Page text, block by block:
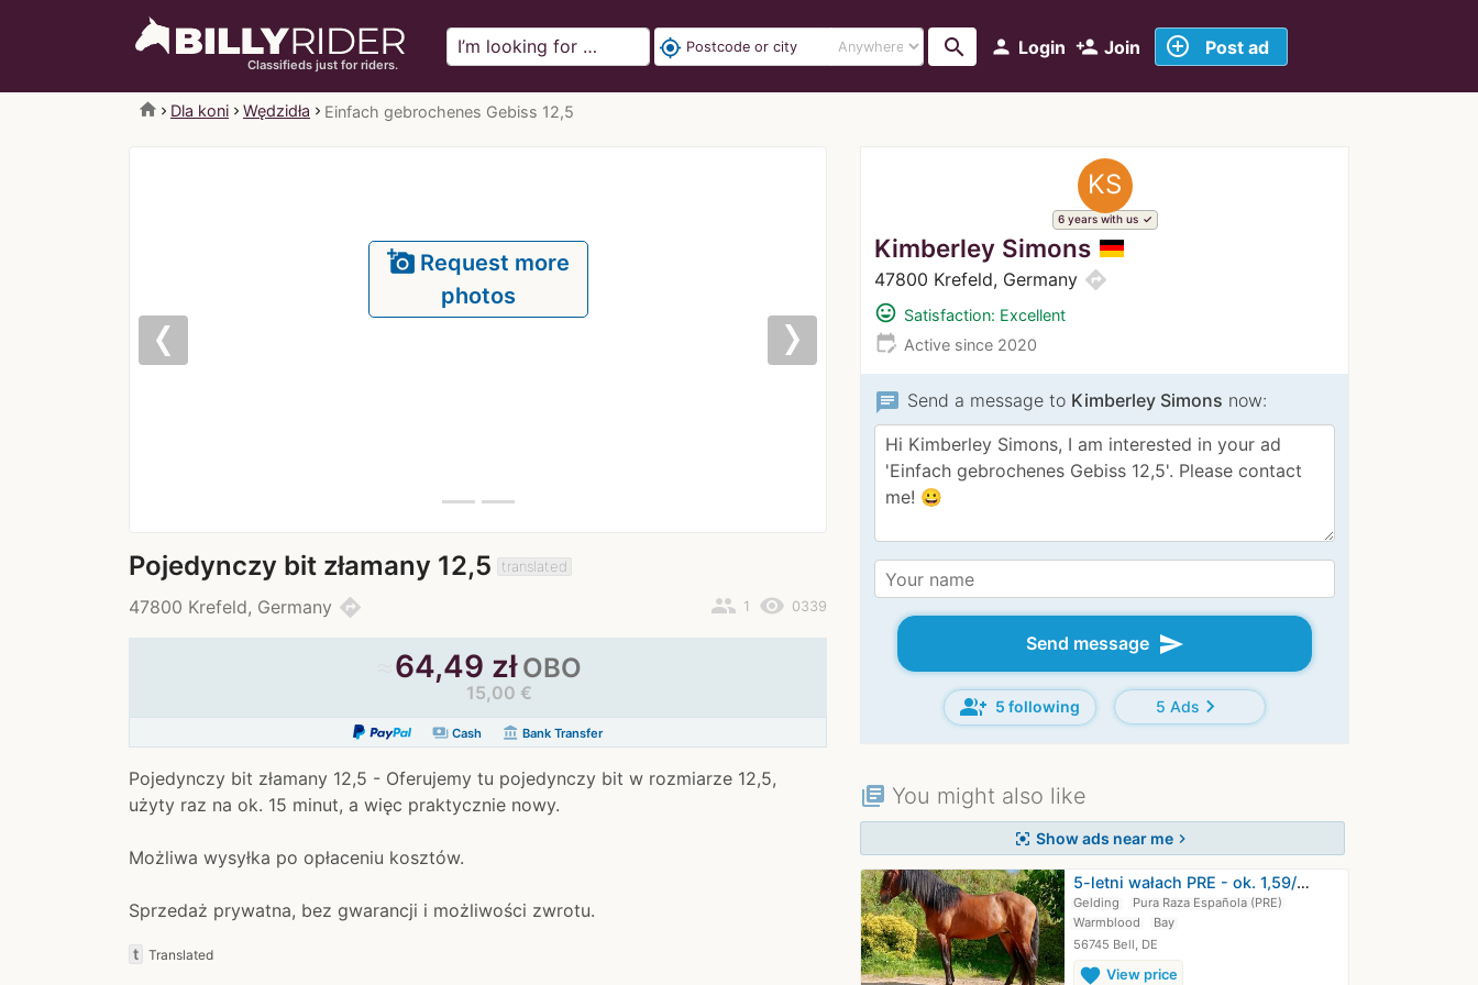
Classifieds just for riders.
person Login person_add Join add_circle_outline Post ad
my_location search
home Dla koni Wędzidła Einfach gebrochenes Gebiss 12,5
KS
6 years with us
Kimberley Simons
47800 Krefeld, Germany directions
mood Satisfaction: Excellent
edit_calendar Active since 2020
chat Send a message to Kimberley Simons now:
Send message send
group_add 5 following 5 Adschevron_right
library_books You might also like
center_focus_strong Show ads near me chevron_right
5-letni wałach PRE - ok. 1,59/60 m -…
Gelding
Pura Raza Española (PRE)
Warmblood
Bay
56745 Bell, DE
favorite View price
add_a_photo Request more
photos
Next
Pojedynczy bit złamany 12,5 translated
47800 Krefeld, Germany directions remove_red_eye 0339
people 1
64,49 zł OBO
15,00 €
payments Cash account_balance Bank Transfer
Pojedynczy bit złamany 12,5 - Oferujemy tu pojedynczy bit w rozmiarze 12,5,
użyty raz na ok. 15 minut, a więc praktycznie nowy.
Możliwa wysyłka po opłaceniu kosztów.
Sprzedaż prywatna, bez gwarancji i możliwości zwrotu.
t Translated